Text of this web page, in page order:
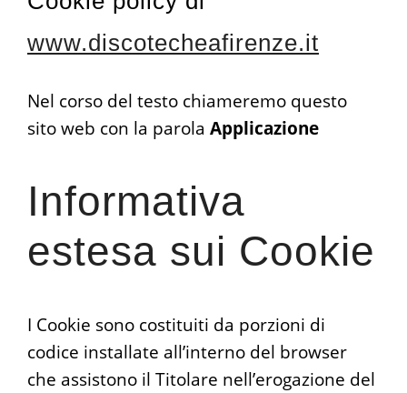
www.discotecheafirenze.it
Nel corso del testo chiameremo questo
sito web con la parola Applicazione
Informativa
estesa sui Cookie
I Cookie sono costituiti da porzioni di
codice installate all’interno del browser
che assistono il Titolare nell’erogazione del